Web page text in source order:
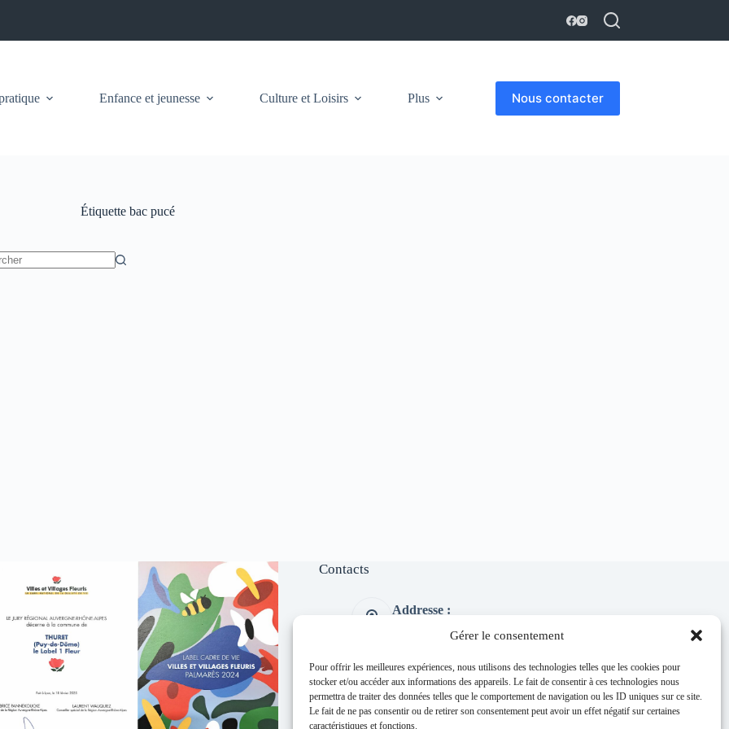
Gérer le consentement
Pour offrir les meilleures expériences, nous utilisons des technologies telles que les cookies pour
stocker et/ou accéder aux informations des appareils. Le fait de consentir à ces technologies nous
permettra de traiter des données telles que le comportement de navigation ou les ID uniques sur ce site.
Le fait de ne pas consentir ou de retirer son consentement peut avoir un effet négatif sur certaines
caractéristiques et fonctions.
Enfance et jeunesse Culture et Loisirs Plus Nous contacter
Étiquettebac pucé
Contacts
Addresse :
04 73 97 91 58
E-mail :
mairie@thuret.fr
Permanences :